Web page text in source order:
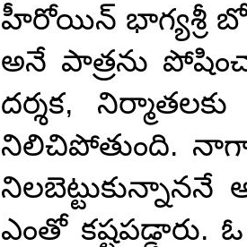
హీరోయిన్ భాగ్యశ్రీ
అనే పాత్రను
దర్శక,
నిలిచిపోతుంది.
ఎంతో